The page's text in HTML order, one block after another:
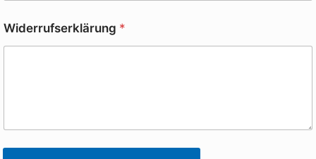
Widerrufserklärung *